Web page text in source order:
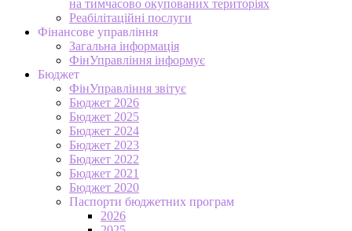
на тимчасово окупованих територіях
Реабілітаційні послуги
Фінансове управління
Загальна інформація
ФінУправління інформує
Бюджет
ФінУправління звітує
Бюджет 2026
Бюджет 2025
Бюджет 2024
Бюджет 2023
Бюджет 2022
Бюджет 2021
Бюджет 2020
Паспорти бюджетних програм
2026